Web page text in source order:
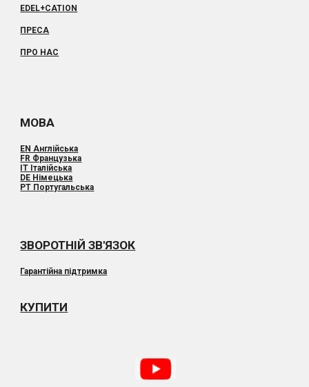
EDEL+CATION
ПРЕСА
ПРО НАС
МОВА
EN Англійська
FR Французька
IT Італійська
DE Німецька
PT Португальська
ЗВОРОТНІЙ ЗВ'ЯЗОК
Гарантійна підтримка
КУПИТИ